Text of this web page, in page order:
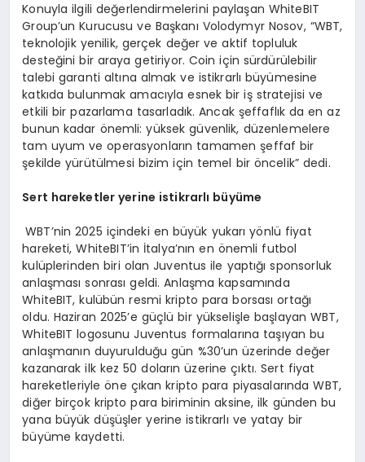
Konuyla ilgili değerlendirmelerini paylaşan WhiteBIT
Group’un Kurucusu ve Başkanı Volodymyr Nosov, “WBT,
teknolojik yenilik, gerçek değer ve aktif topluluk
desteğini bir araya getiriyor. Coin için sürdürülebilir
talebi garanti altına almak ve istikrarlı büyümesine
katkıda bulunmak amacıyla esnek bir iş stratejisi ve
etkili bir pazarlama tasarladık. Ancak şeffaflık da en az
bunun kadar önemli: yüksek güvenlik, düzenlemelere
tam uyum ve operasyonların tamamen şeffaf bir
şekilde yürütülmesi bizim için temel bir öncelik” dedi.
Sert hareketler yerine istikrarlı büyüme
WBT’nin 2025 içindeki en büyük yukarı yönlü fiyat
hareketi, WhiteBIT’in İtalya’nın en önemli futbol
kulüplerinden biri olan Juventus ile yaptığı sponsorluk
anlaşması sonrası geldi. Anlaşma kapsamında
WhiteBIT, kulübün resmi kripto para borsası ortağı
oldu. Haziran 2025’e güçlü bir yükselişle başlayan WBT,
WhiteBIT logosunu Juventus formalarına taşıyan bu
anlaşmanın duyurulduğu gün %30’un üzerinde değer
kazanarak ilk kez 50 doların üzerine çıktı. Sert fiyat
hareketleriyle öne çıkan kripto para piyasalarında WBT,
diğer birçok kripto para biriminin aksine, ilk günden bu
yana büyük düşüşler yerine istikrarlı ve yatay bir
büyüme kaydetti.